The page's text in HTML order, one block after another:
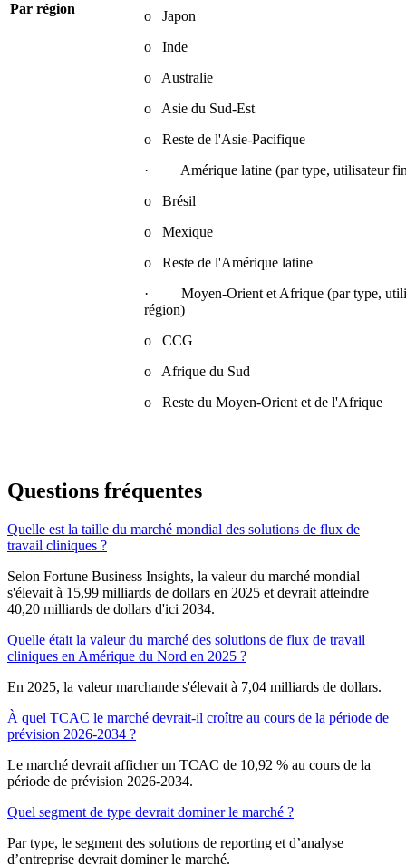
Par région
o Japon
o Inde
o Australie
o Asie du Sud-Est
o Reste de l'Asie-Pacifique
· Amérique latine (par type, utilisateur
o Brésil
o Mexique
o Reste de l'Amérique latine
· Moyen-Orient et Afrique (par type,
région)
o CCG
o Afrique du Sud
o Reste du Moyen-Orient et de l'Afrique
Questions fréquentes
Quelle est la taille du marché mondial des solutions de flux de
travail cliniques ?
Selon Fortune Business Insights, la valeur du marché mondial
s'élevait à 15,99 milliards de dollars en 2025 et devrait atteindre
40,20 milliards de dollars d'ici 2034.
Quelle était la valeur du marché des solutions de flux de travail
cliniques en Amérique du Nord en 2025 ?
En 2025, la valeur marchande s'élevait à 7,04 milliards de dollars.
À quel TCAC le marché devrait-il croître au cours de la période de
prévision 2026-2034 ?
Le marché devrait afficher un TCAC de 10,92 % au cours de la
période de prévision 2026-2034.
Quel segment de type devrait dominer le marché ?
Par type, le segment des solutions de reporting et d’analyse
d’entreprise devrait dominer le marché.